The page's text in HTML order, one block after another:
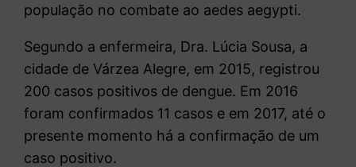
população no combate ao aedes aegypti.
Segundo a enfermeira, Dra. Lúcia Sousa, a
cidade de Várzea Alegre, em 2015, registrou
200 casos positivos de dengue. Em 2016
foram confirmados 11 casos e em 2017, até o
presente momento há a confirmação de um
caso positivo.